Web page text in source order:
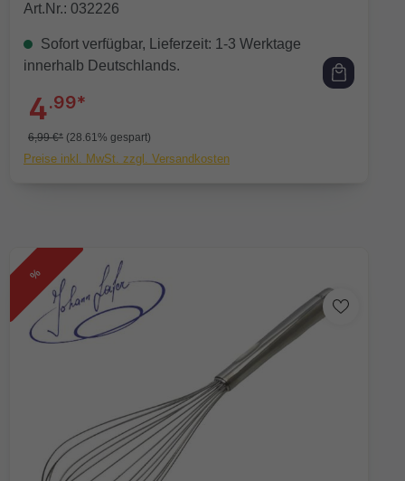
Art.Nr.: 032226
Sofort verfügbar, Lieferzeit: 1-3 Werktage
innerhalb Deutschlands.
4.99*
6,99 €* (28.61% gespart)
Preise inkl. MwSt. zzgl. Versandkosten
%